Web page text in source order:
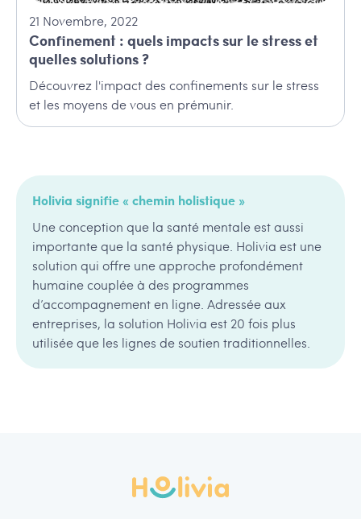
21 Novembre, 2022
Confinement : quels impacts sur le stress et
quelles solutions ?
Découvrez l'impact des confinements sur le stress
et les moyens de vous en prémunir.
Holivia signifie « chemin holistique »
Une conception que la santé mentale est aussi
importante que la santé physique. Holivia est une
solution qui offre une approche profondément
humaine couplée à des programmes
d’accompagnement en ligne. Adressée aux
entreprises, la solution Holivia est 20 fois plus
utilisée que les lignes de soutien traditionnelles.